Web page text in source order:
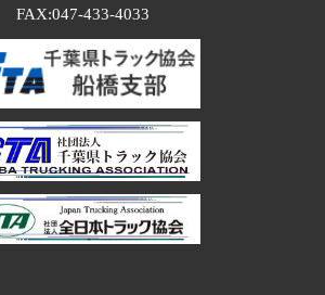
FAX:047-433-4033